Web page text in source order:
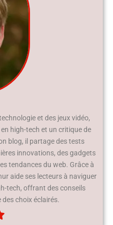
et des jeux vidéo,
high-tech et un critique de
blog, il partage des tests
innovations, des gadgets
tendances du web. Grâce à
aide ses lecteurs à naviguer
tech, offrant des conseils
choix éclairés.